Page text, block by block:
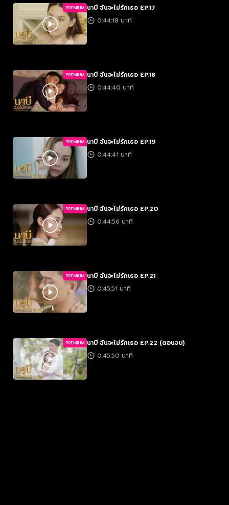
PREMIUM นาบี ฉันจะไม่รักเธอ EP.17
0:44:18 นาที
PREMIUM นาบี ฉันจะไม่รักเธอ EP.18
0:44:40 นาที
PREMIUM นาบี ฉันจะไม่รักเธอ EP.19
0:44:41 นาที
PREMIUM นาบี ฉันจะไม่รักเธอ EP.20
0:44:56 นาที
PREMIUM นาบี ฉันจะไม่รักเธอ EP.21
0:45:51 นาที
PREMIUM นาบี ฉันจะไม่รักเธอ EP.22 (ตอนจบ)
0:45:50 นาที